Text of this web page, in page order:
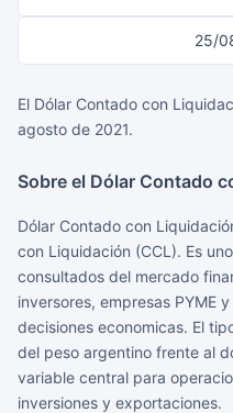
25/
El Dólar Contado con
agosto de 2021.
Sobre el Dólar Contado
Dólar Contado con
con Liquidación (CCL). Es
consultados del mercado
inversores, empresas PYME
decisiones economicas. El
del peso argentino frente al
variable central para
inversiones y exportaciones.